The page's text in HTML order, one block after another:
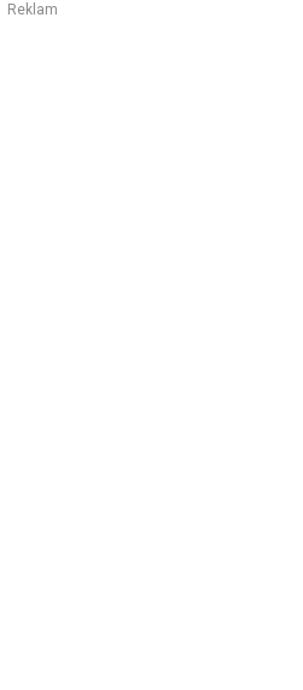
Reklam